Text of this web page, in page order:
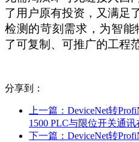
了用户原有投资，又满足
检测的苛刻需求，为智
了可复制、可推广的工程
分享到：
上一篇： DeviceNet转
1500 PLC与限位开关通
下一篇： DeviceNet转